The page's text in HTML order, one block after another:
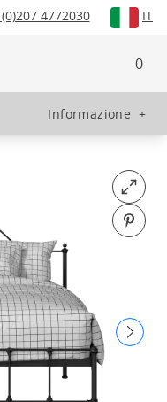
4772030 IT
0
Informazione +
Open
Pin